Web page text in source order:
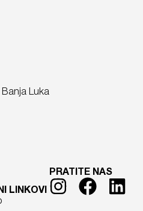
Banja Luka
LINKOVI
PRATITE NAS